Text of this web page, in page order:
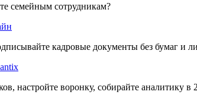
семейным сотрудникам?
кадровые документы без бумаг и
настройте воронку, собирайте аналитику в